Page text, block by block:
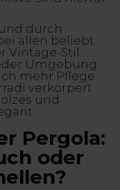
durch
allen beliebt
Vintage-Stil
Umgebung
mehr Pflege.
verkörpert
und
Pergola:
oder